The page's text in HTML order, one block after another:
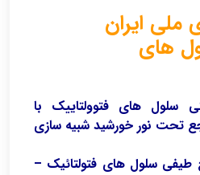
ملی ایران
های
سلول های فتوولتاییک با
تحت نور خورشید شبیه سازی
طیفی سلول های فتولتائیک –